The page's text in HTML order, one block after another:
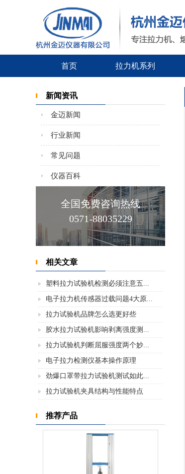
首页 拉力机系列
新闻资讯
金迈新闻
行业新闻
常见问题
仪器百科
全国免费咨询热线
0571-88035229
相关文章
塑料拉力试验机检测必须注意五...
电子拉力机传感器过载问题4大原...
拉力试验机品牌怎么选更好些
胶水拉力试验机影响剥离强度测...
拉力试验机判断屈服强度两个妙...
电子拉力检测仪基本操作原理
劲爆口罩带拉力试验机测试如此...
拉力试验机夹具结构与性能特点
推荐产品